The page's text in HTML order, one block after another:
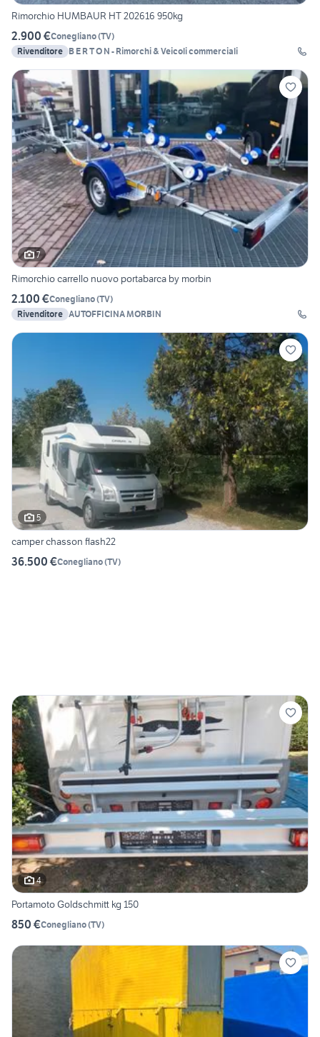
Rimorchio HUMBAUR HT 202616 950kg
2.900 €Conegliano(TV)
Rivenditore B E R T O N - Rimorchi & Veicoli commerciali
7
Rimorchio carrello nuovo portabarca by morbin
2.100 €Conegliano(TV)
Rivenditore AUTOFFICINA MORBIN
5
camper chasson flash22
36.500 €Conegliano(TV)
4
Portamoto Goldschmitt kg 150
850 €Conegliano(TV)